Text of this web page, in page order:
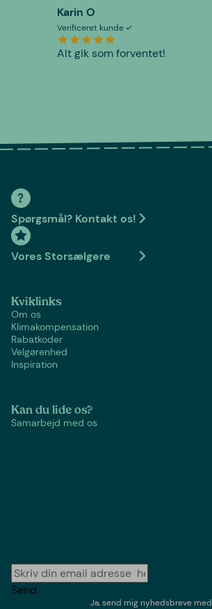
Karin O
Verificeret kunde
Alt gik som forventet!
Spørgsmål? Kontakt os!
Vores Storsælgere
Kviklinks
Om os
Klimakompensation
Rabatkoder
Velgørenhed
Inspiration
Kan du lide os?
Samarbejd med os
Send
Ja, send mig nyhedsbreve med